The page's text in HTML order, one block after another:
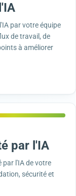
par votre équipe
de travail, de
à améliorer
par l'IA
par l'IA de votre
sécurité et